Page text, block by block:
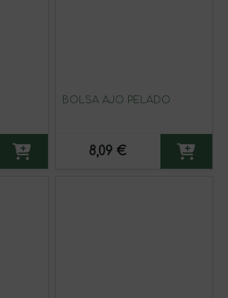
BOLSA AJO PELADO
8,09 €